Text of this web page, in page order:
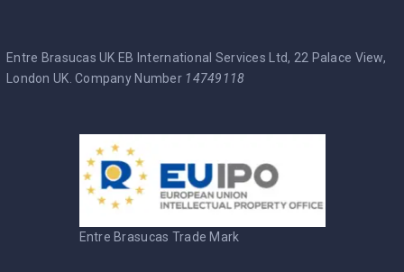
Entre Brasucas UK EB International Services Ltd, 22 Palace View,
London UK. Company Number 14749118
Entre Brasucas Trade Mark